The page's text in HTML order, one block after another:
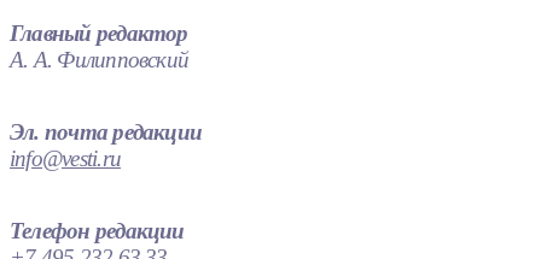
Главный редактор
А. А. Филипповский
Эл. почта редакции
info@vesti.ru
Телефон редакции